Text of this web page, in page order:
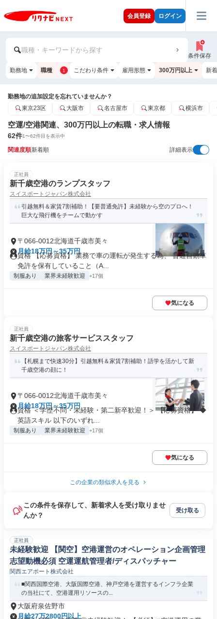
会員登録 ログイン
職種・キーワードから探す
条件保存
勤務地 職種 1 こだわり条件 雇用形態 300万円以上 新
勤務地の追加設定を忘れていませんか？
東京23区
大阪市 名古屋市 東京都 横浜市
空運/空港関連、300万円以上の転職・求人情報
62件1〜62件目を表示中
関連度順新着順 詳細表示
正社員
新千歳空港のランプスタッフ
スイスポートジャパン株式会社
引越無料＆家賃7割補助！【要普通免許】未経験から空のプロへ！
巨大な飛行機をチームで動かす
〒066-0012北海道千歳市美々
月給18万円～35万円
資格 【応募資格】 業務で車の運転が発生する為、 普通自動車
免許を保有していること（A...
制服あり 業界未経験歓迎 +17個
気になる
正社員
新千歳空港の旅客サービススタッフ
スイスポートジャパン株式会社
【札幌まで快速30分】引越無料＆家賃7割補助！語学を活かして新
千歳空港の顔に！
〒066-0012北海道千歳市美々
月給18万円～35万円
資格 ＜学歴不問・未経験・第二新卒歓迎！＞ 【応募資格】 ◆
英語スキル 以下のいずれ...
制服あり 業界未経験歓迎 +17個
気になる
この企業の類似求人を見る
この条件を保存して、新着求人を受け取りませ
んか？
受け取る
正社員
未経験歓迎 【関空】空港運営のオペレーション企画管理
志望動機必須 空運運航管理者/ディスパッチャー
関西エアポート株式会社
■関西国際空港、大阪国際空港、神戸空港を運営するインフラ企業
の当社にて、空港運用リソースの...
大阪府泉佐野市
月給27万2800円以上